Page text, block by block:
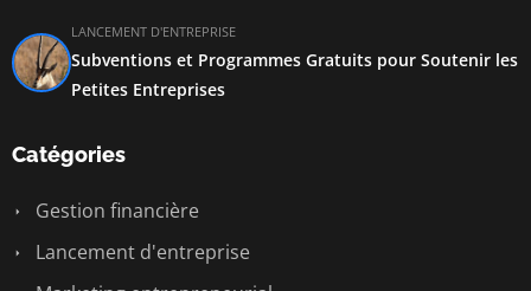
LANCEMENT D'ENTREPRISE
Subventions et Programmes Gratuits pour Soutenir les
Petites Entreprises
Catégories
Gestion financière
Lancement d'entreprise